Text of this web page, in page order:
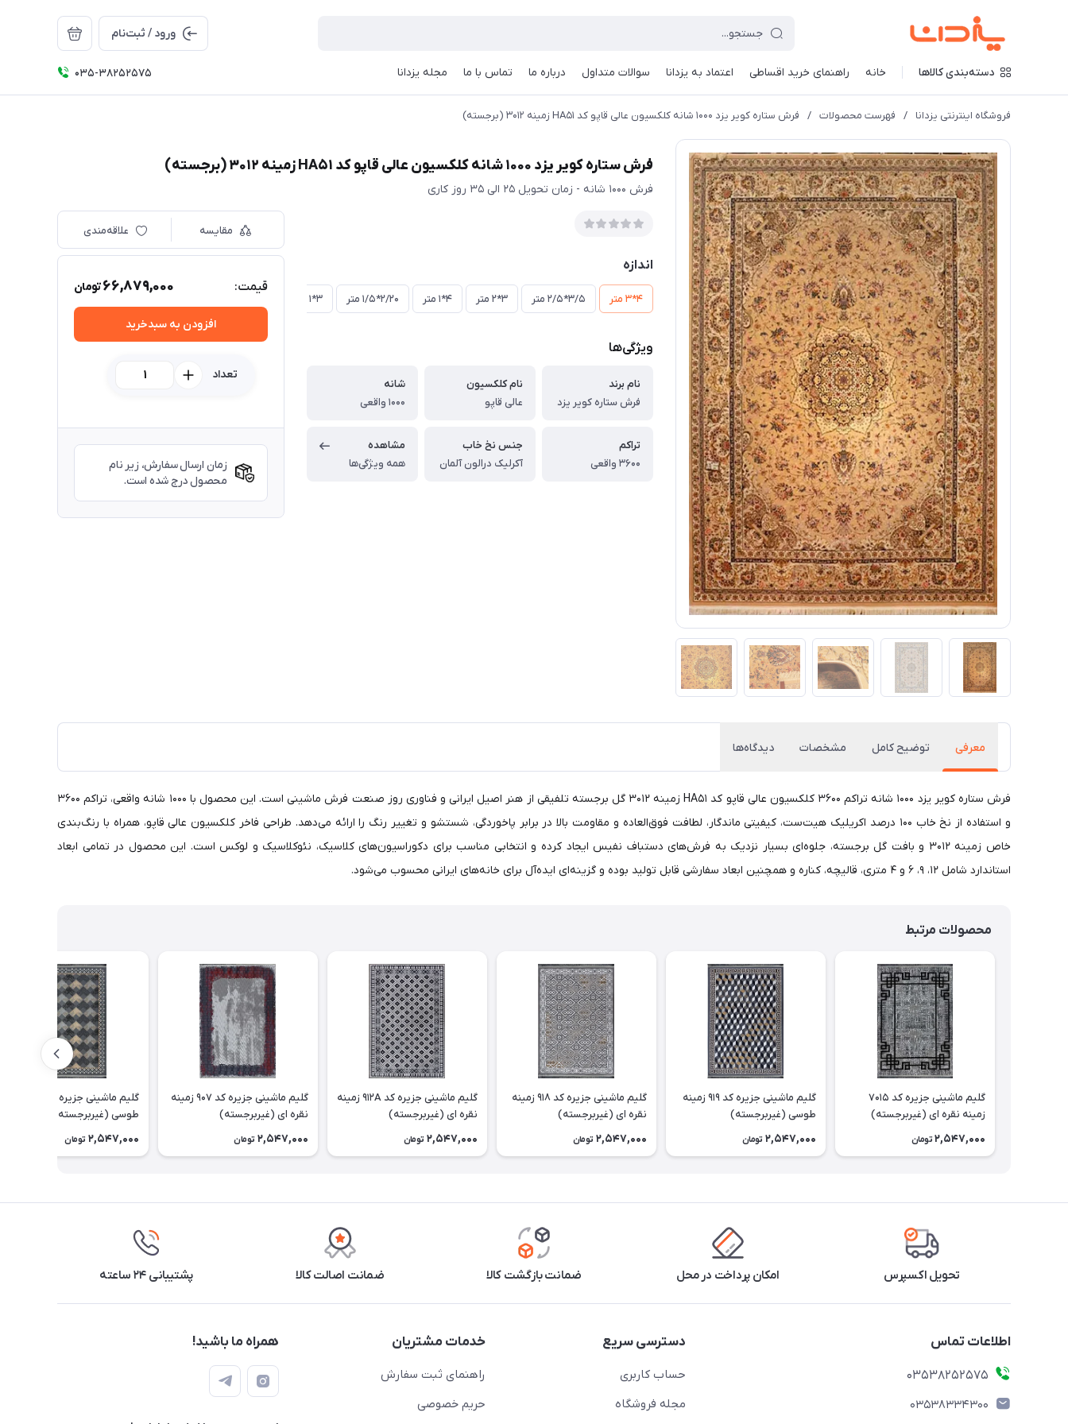
ورود / ثبت‌نام
دسته‌بندی کالاها خانه راهنمای خرید اقساطی اعتماد به یزدانا سوالات متداول درباره ما تماس با ما مجله یزدانا 035-38252575
فروشگاه اینترنتی یزدانا / فهرست محصولات / فرش ستاره کویر یزد 1000 شانه کلکسیون عالی قاپو کد HA51 زمینه 3012 (برجسته)
فرش ستاره کویر یزد 1000 شانه کلکسیون عالی قاپو کد HA51 زمینه 3012 (برجسته)
فرش 1000 شانه - زمان تحویل 25 الی 35 روز کاری
اندازه
4*3 متر 3/5*2/5 متر 3*2 متر 4*1 متر 2/20*1/5 متر 3*1 متر
ویژگی‌ها
نام برند
فرش ستاره کویر یزد
نام کلکسیون
عالی قاپو
شانه
1000 واقعی
تراکم
3600 واقعی
جنس نخ خاب
آکرلیک درالون آلمان
مشاهده
همه ویژگی‌ها
مقایسه علاقه‌مندی
قیمت: 66,879,000تومان
افزودن به سبدخرید
تعداد
زمان ارسال سفارش، زیر نام
محصول درج شده است.
معرفی توضیح کامل مشخصات دیدگاه‌ها
فرش ستاره کویر یزد 1000 شانه تراکم 3600 کلکسیون عالی قاپو کد HA51 زمینه 3012 گل برجسته تلفیقی از هنر اصیل ایرانی و فناوری روز صنعت فرش ماشینی است. این محصول با 1000 شانه واقعی، تراکم 3600
و استفاده از نخ خاب 100 درصد اکریلیک هیت‌ست، کیفیتی ماندگار، لطافت فوق‌العاده و مقاومت بالا در برابر پاخوردگی، شستشو و تغییر رنگ را ارائه می‌دهد. طراحی فاخر کلکسیون عالی قاپو، همراه با رنگ‌بندی
خاص زمینه 3012 و بافت گل برجسته، جلوه‌ای بسیار نزدیک به فرش‌های دستباف نفیس ایجاد کرده و انتخابی مناسب برای دکوراسیون‌های کلاسیک، نئوکلاسیک و لوکس است. این محصول در تمامی ابعاد
استاندارد شامل 12، 9، 6 و 4 متری، قالیچه، کناره و همچنین ابعاد سفارشی قابل تولید بوده و گزینه‌ای ایده‌آل برای خانه‌های ایرانی محسوب می‌شود.
محصولات مرتبط
گلیم ماشینی جزیره کد 7015
زمینه نقره ای (غیربرجسته)
2,547,000 تومان
گلیم ماشینی جزیره کد 919 زمینه
طوسی (غیربرجسته)
2,547,000 تومان
گلیم ماشینی جزیره کد 918 زمینه
نقره ای (غیربرجسته)
2,547,000 تومان
گلیم ماشینی جزیره کد 912A زمینه
نقره ای (غیربرجسته)
2,547,000 تومان
گلیم ماشینی جزیره کد 907 زمینه
نقره ای (غیربرجسته)
2,547,000 تومان
طوسی (غیربرجسته)
2,547,000 تومان
تحویل اکسپرس امکان پرداخت در محل ضمانت بازگشت کالا ضمانت اصالت کالا پشتیبانی ۲۴ ساعته
اطلاعات تماس
03538252575
03538334300
دسترسی سریع
حساب کاربری
مجله فروشگاه
خدمات مشتریان
راهنمای ثبت سفارش
حریم خصوصی
همراه ما باشید!